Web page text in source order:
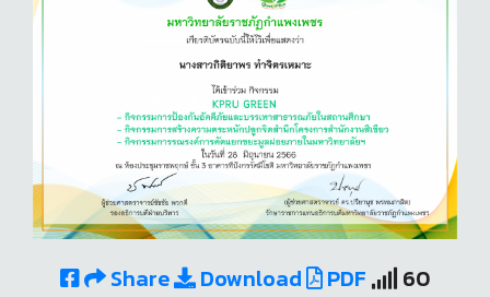
Share Download PDF 60